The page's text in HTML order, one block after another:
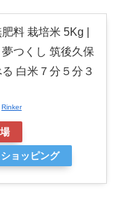
料 栽培米 5Kg |
つくし 筑後久保
白米７分５分３
Rinker
ョッピング